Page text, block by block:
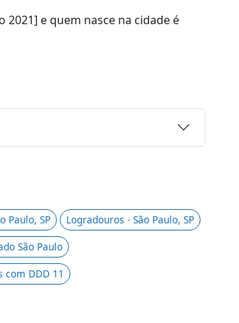
2021] e quem nasce na cidade é
Paulo, SP
Logradouros - São Paulo, SP
São Paulo
com DDD 11